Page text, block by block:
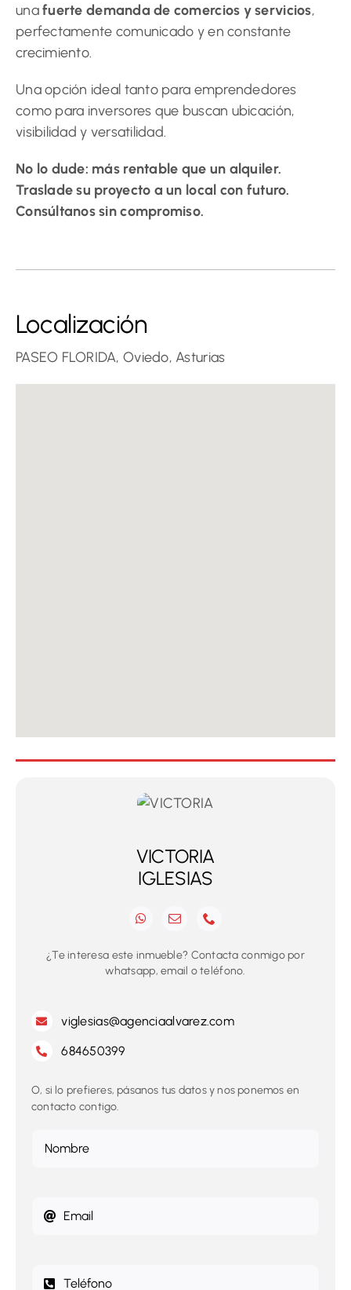
unafuerte demanda de comercios y servicios,
perfectamente comunicado y en constante
crecimiento.
Una opción ideal tanto para emprendedores
como para inversores que buscan ubicación,
visibilidad y versatilidad.
No lo dude: más rentable que un alquiler.
Traslade su proyecto a un local con futuro.
Consúltanos sin compromiso.
Localización
PASEO FLORIDA, Oviedo, Asturias
VICTORIA
IGLESIAS
¿Te interesa este inmueble? Contacta conmigo por
whatsapp, email o teléfono.
viglesias@agenciaalvarez.com
684650399
O, si lo prefieres, pásanos tus datos y nos ponemos en
contacto contigo.